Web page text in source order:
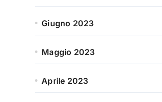
Giugno 2023
Maggio 2023
Aprile 2023